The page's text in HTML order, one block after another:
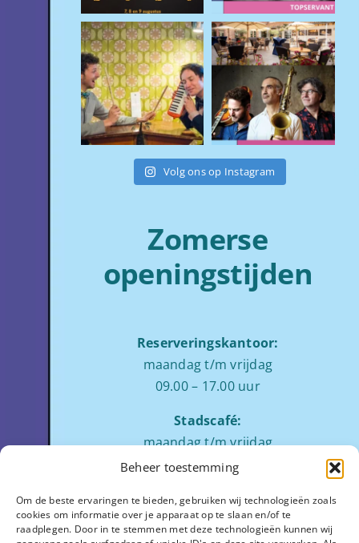
Beheer toestemming
Om de beste ervaringen te bieden, gebruiken wij technologieën zoals
cookies om informatie over je apparaat op te slaan en/of te
raadplegen. Door in te stemmen met deze technologieën kunnen wij
Volg ons op Instagram
Zomerse
openingstijden
Reserveringskantoor:
maandag t/m vrijdag
09.00 – 17.00 uur
Stadscafé:
maandag t/m vrijdag
tussen 09:00 – 17:00 uur
Zaalverhuur:
ochtend: 08.00 tot 12.00